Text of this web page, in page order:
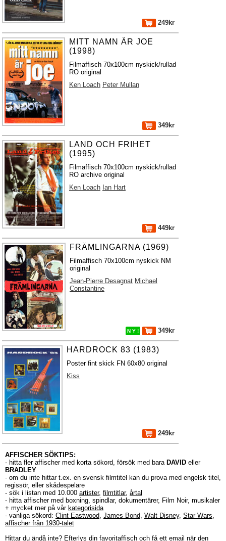
249kr
MITT NAMN ÄR JOE
(1998)
Filmaffisch 70x100cm nyskick/rullad
RO original
Ken Loach Peter Mullan
349kr
LAND OCH FRIHET
(1995)
Filmaffisch 70x100cm nyskick/rullad
RO archive original
Ken Loach Ian Hart
449kr
FRÄMLINGARNA (1969)
Filmaffisch 70x100cm nyskick NM
original
Jean-Pierre Desagnat Michael
Constantine
N Y ! 349kr
HARDROCK 83 (1983)
Poster fint skick FN 60x80 original
Kiss
249kr
AFFISCHER SÖKTIPS:
- hitta fler affischer med korta sökord, försök med bara DAVID eller
BRADLEY
- om du inte hittar t.ex. en svensk filmtitel kan du prova med engelsk titel,
regissör, eller skådespelare
- sök i listan med 10.000 artister, filmtitlar, årtal
- hitta affischer med boxning, spindlar, dokumentärer, Film Noir, musikaler
+ mycket mer på vår kategorisida
- vanliga sökord: Clint Eastwood, James Bond, Walt Disney, Star Wars,
affischer från 1930-talet
Hittar du ändå inte? Efterlys din favoritaffisch och få ett email när den